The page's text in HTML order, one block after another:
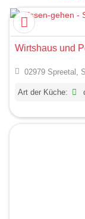
Wirtshaus und
02979 Spreetal,
Art der Küche: